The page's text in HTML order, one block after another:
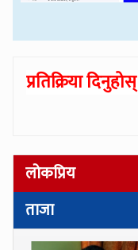
प्रतिक्रिया दिनुहोस्
लोकप्रिय
ताजा